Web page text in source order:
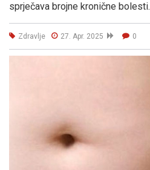
sprječava brojne kronične bolesti.
Zdravlje 27. Apr. 2025 0